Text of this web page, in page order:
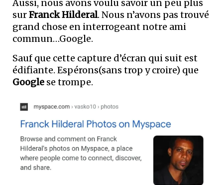
Aussi, nous avons voulu savoir un peu plus
surFranck Hilderal. Nous n’avons pas trouvé
grand chose en interrogeant notre ami
commun…Google.
Sauf que cette capture d’écran qui suit est
édifiante. Espérons(sans trop y croire) que
Google se trompe.